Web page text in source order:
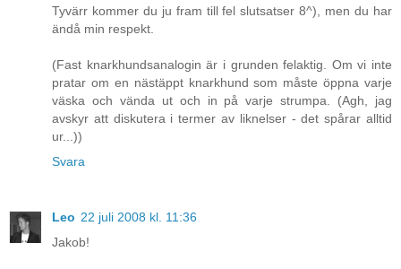
Tyvärr kommer du ju fram till fel slutsatser 8^), men du har
ändå min respekt.
(Fast knarkhundsanalogin är i grunden felaktig. Om vi inte
pratar om en nästäppt knarkhund som måste öppna varje
väska och vända ut och in på varje strumpa. (Agh, jag
avskyr att diskutera i termer av liknelser - det spårar alltid
ur...))
Svara
Leo 22 juli 2008 kl. 11:36
Jakob!